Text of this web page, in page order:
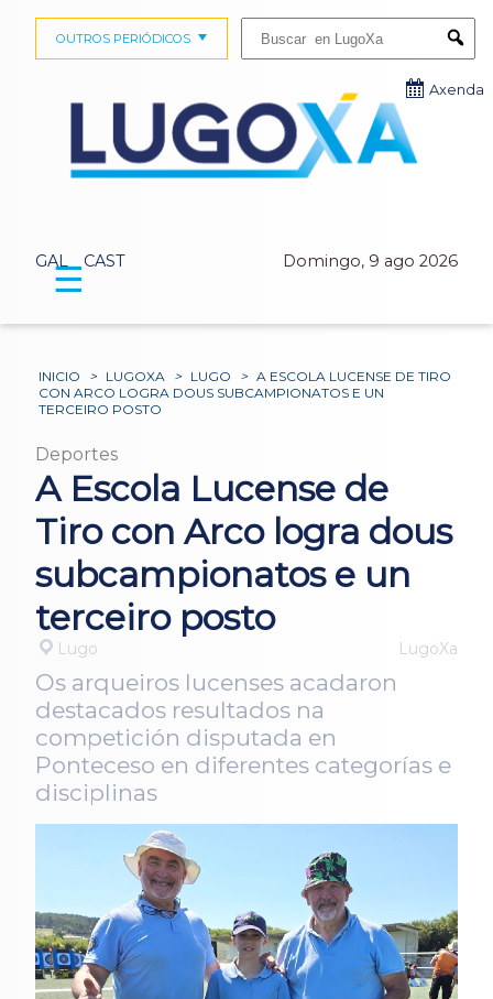
GAL CAST Domingo, 9 ago 2026
OUTROS PERIÓDICOS
Axenda
☰
INICIO > LUGOXA > LUGO > A ESCOLA LUCENSE DE TIRO
CON ARCO LOGRA DOUS SUBCAMPIONATOS E UN
TERCEIRO POSTO
Deportes
A Escola Lucense de
Tiro con Arco logra dous
subcampionatos e un
terceiro posto
Lugo LugoXa
Os arqueiros lucenses acadaron
destacados resultados na
competición disputada en
Ponteceso en diferentes categorías e
disciplinas